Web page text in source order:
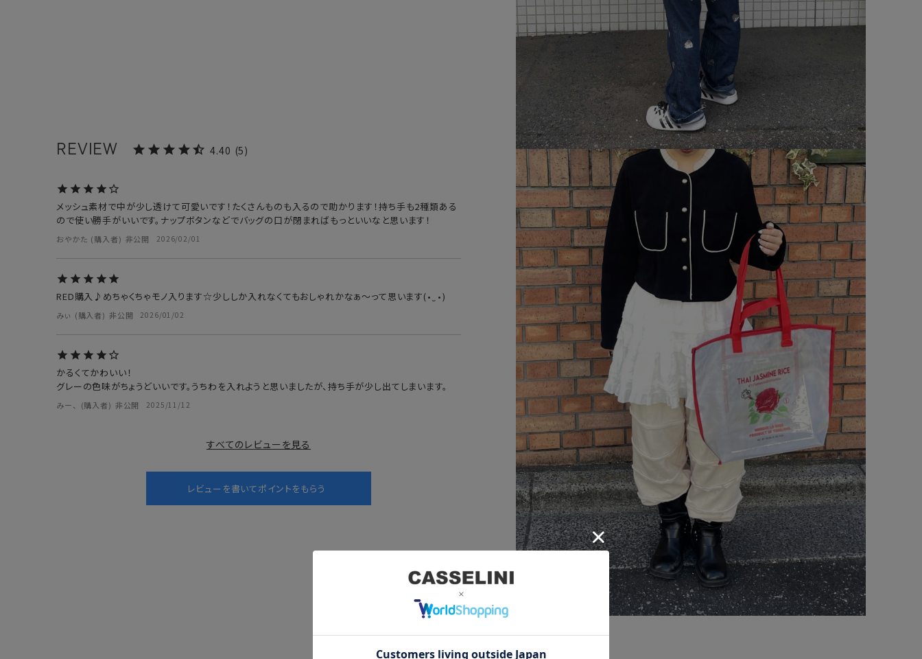
4.40 5
おやかた 購入者 非公開 2026/02/01
メッシュ素材で中が少し透けて可愛いです！たくさんものも入るので助かります！持ち手も2種類ある
ので使い勝手がいいです。ナップボタンなどでバッグの口が閉まればもっといいなと思います！
みぃ 購入者 非公開 2026/01/02
RED購入♪めちゃくちゃモノ入ります☆少ししか入れなくてもおしゃれかなぁ〜って思います(⁠•⁠‿⁠•⁠)
みー、 購入者 非公開 2025/11/12
かるくてかわいい！
グレーの色味がちょうどいいです。うちわを入れようと思いましたが、持ち手が少し出てしまいます。
すべてのレビューを見る